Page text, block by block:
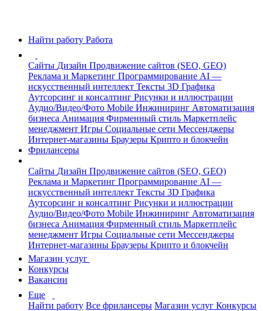
Найти работу Работа
Сайты Дизайн Продвижение сайтов (SEO, GEO)
Реклама и Маркетинг Программирование AI —
искусственный интеллект Тексты 3D Графика
Аутсорсинг и консалтинг Рисунки и иллюстрации
Аудио/Видео/Фото Mobile Инжиниринг Автоматизация
бизнеса Анимация Фирменный стиль Маркетплейс
менеджмент Игры Социальные сети Мессенджеры
Интернет-магазины Браузеры Крипто и блокчейн
Фрилансеры
Сайты Дизайн Продвижение сайтов (SEO, GEO)
Реклама и Маркетинг Программирование AI —
искусственный интеллект Тексты 3D Графика
Аутсорсинг и консалтинг Рисунки и иллюстрации
Аудио/Видео/Фото Mobile Инжиниринг Автоматизация
бизнеса Анимация Фирменный стиль Маркетплейс
менеджмент Игры Социальные сети Мессенджеры
Интернет-магазины Браузеры Крипто и блокчейн
Магазин услуг
Конкурсы
Вакансии
Еще
Найти работу Все фрилансеры Магазин услуг Конкурсы